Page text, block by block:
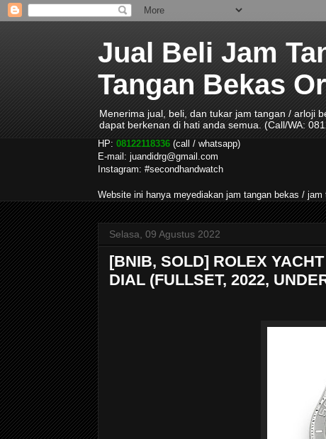
Jual Beli Jam
Tangan Bekas
Menerima jual, beli, dan tukar jam tangan / arloji
dapat berkenan di hati anda semua. (Call/WA:
HP: 08122118336 (call / whatsapp)
E-mail: juandidrg@gmail.com
Instagram: #secondhandwatch
Website ini hanya meyediakan jam tangan bekas /
Selasa, 09 Agustus 2022
[BNIB, SOLD] ROLEX
DIAL (FULLSET, 2022,